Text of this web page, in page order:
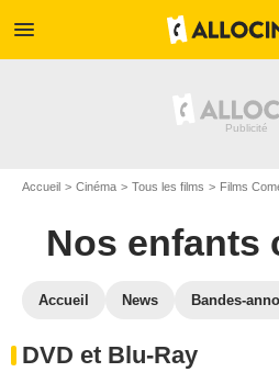
menu
Accueil Cinéma Tous les films Films
Nos enfants
Accueil News Bandes-
DVD et Blu-Ray